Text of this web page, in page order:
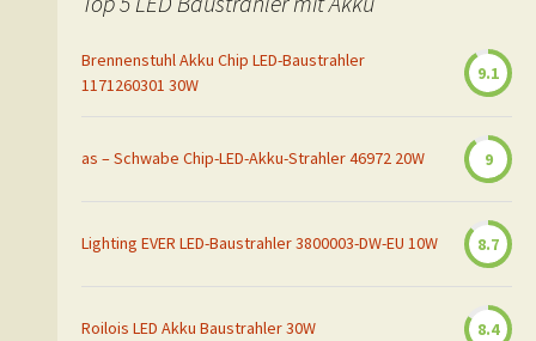
Brennenstuhl Akku Chip LED-Baustrahler
1171260301 30W
9.1
as – Schwabe Chip-LED-Akku-Strahler 46972 20W 9
Lighting EVER LED-Baustrahler 3800003-DW-EU 10W 8.7
Roilois LED Akku Baustrahler 30W 8.4